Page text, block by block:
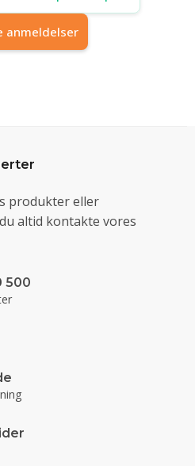
anmeldelser
produkter eller
altid kontakte vores
500